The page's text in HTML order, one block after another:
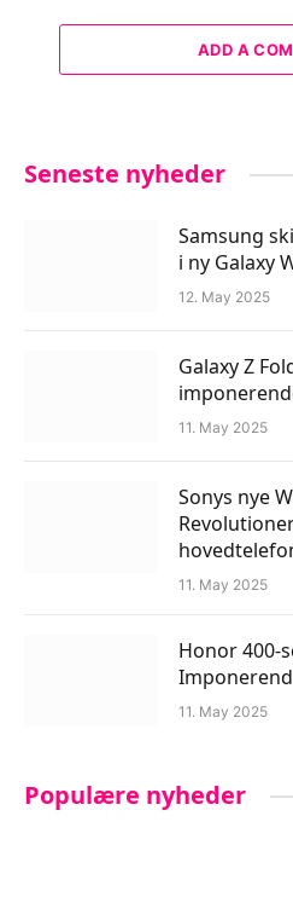
ADD A
Seneste nyheder
Samsung
i ny Galaxy
12. May 2025
Galaxy Z
11. May 2025
Sonys nye
11. May 2025
Honor 400-
11. May 2025
Populære nyheder